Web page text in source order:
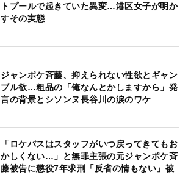
トプールで起きていた異変…港区女子が明か
すその実態
ジャンポケ斉藤、抑えられない性欲とギャン
ブル欲…粗品の「俺なんとかしますから」発
言の背景とシソンヌ長谷川の涙のワケ
「ロケバスはスタッフがいつ戻ってきてもお
かしくない…」と無罪主張の元ジャンポケ斉
藤被告に懲役7年求刑「反省の情もない」被